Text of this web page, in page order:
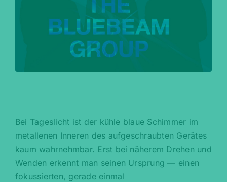
Bei Tageslicht ist der kühle blaue Schimmer im
metallenen Inneren des aufgeschraubten Gerätes
kaum wahrnehmbar. Erst bei näherem Drehen und
Wenden erkennt man seinen Ursprung — einen
fokussierten, gerade einmal